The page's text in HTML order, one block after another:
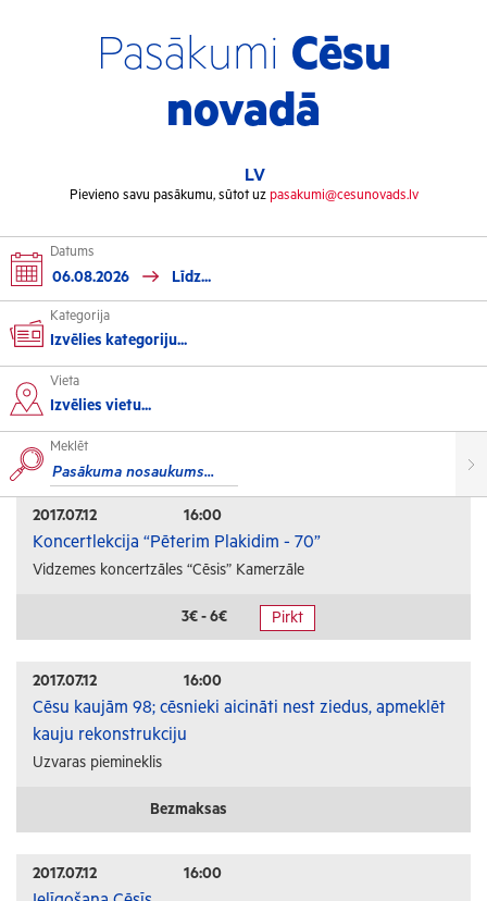
Pasākumi Cēsu
novadā
LV
Pievieno savu pasākumu, sūtot uz pasakumi@cesunovads.lv
Datums
Kategorija
Izvēlies kategoriju...
Kultūra
Izstādes
Koncerti
Izrādes
Festivāli un svētki
Kino
Citi pasākumi
Sports
Florbols
Slēpošana
Vieta
Izvēlies vietu...
Meklēt
2017.07.12 16:00
Koncertlekcija “Pēterim Plakidim - 70”
Vidzemes koncertzāles “Cēsis” Kamerzāle
3€ - 6€ Pirkt
2017.07.12 16:00
Cēsu kaujām 98; cēsnieki aicināti nest ziedus, apmeklēt
kauju rekonstrukciju
Uzvaras piemineklis
Bezmaksas
2017.07.12 16:00